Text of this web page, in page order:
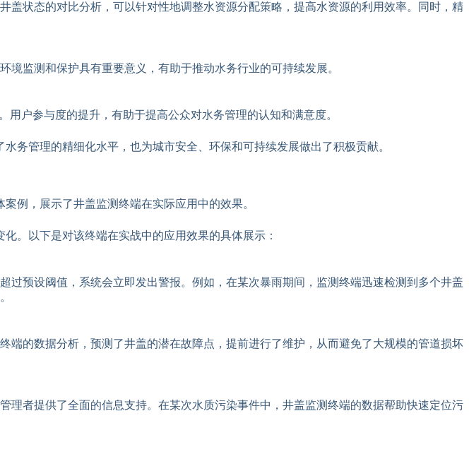
状态的对比分析，可以针对性地调整水资源分配策略，提高水资源的利用效率。同时，精
监测和保护具有重要意义，有助于推动水务行业的可持续发展。
户参与度的提升，有助于提高公众对水务管理的认知和满意度。
务管理的精细化水平，也为城市安全、环保和可持续发展做出了积极贡献。
例，展示了井盖监测终端在实际应用中的效果。
。以下是对该终端在实战中的应用效果的具体展示：
预设阈值，系统会立即发出警报。例如，在某次暴雨期间，监测终端迅速检测到多个井盖
的数据分析，预测了井盖的潜在故障点，提前进行了维护，从而避免了大规模的管道损坏
者提供了全面的信息支持。在某次水质污染事件中，井盖监测终端的数据帮助快速定位污